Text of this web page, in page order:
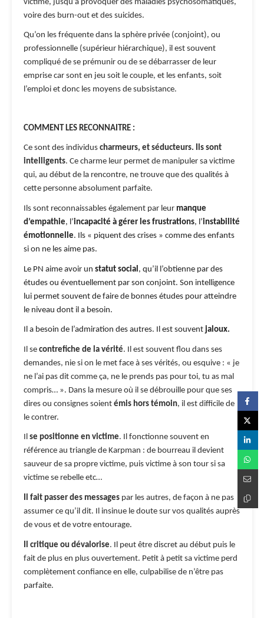
victime, jusqu’à provoquer des maladies psychosomatiques,
voire des burn-out et des suicides.
Qu’on les fréquente dans la sphère privée (conjoint), ou
professionnelle (supérieur hiérarchique), il est souvent
compliqué de se prémunir ou de se débarrasser de leur
emprise car sont en jeu soit le couple, et les enfants, soit
l’emploi et donc les moyens de subsistance.
COMMENT LES RECONNAITRE :
Ce sont des individus charmeurs, et séducteurs. Ils sont
intelligents. Ce charme leur permet de manipuler sa victime
qui, au début de la rencontre, ne trouve que des qualités à
cette personne absolument parfaite.
Ils sont reconnaissables également par leur manque
d’empathie, l’incapacité à gérer les frustrations, l’instabilité
émotionnelle. Ils « piquent des crises » comme des enfants
si on ne les aime pas.
Le PN aime avoir un statut social , qu’il l’obtienne par des
études ou éventuellement par son conjoint. Son intelligence
lui permet souvent de faire de bonnes études pour atteindre
le niveau dont il a besoin.
Il a besoin de l’admiration des autres. Il est souvent jaloux.
Il se contrefiche de la vérité. Il est souvent flou dans ses
demandes, nie si on le met face à ses vérités, ou esquive : « je
ne l’ai pas dit comme ça, ne le prends pas pour toi, tu as mal
compris… ». Dans la mesure où il se débrouille pour que ses
dires ou consignes soient émis hors témoin, il est difficile de
le contrer.
Il se positionne en victime. Il fonctionne souvent en
référence au triangle de Karpman : de bourreau il devient
sauveur de sa propre victime, puis victime à son tour si sa
victime se rebelle etc…
Il fait passer des messages par les autres, de façon à ne pas
assumer ce qu’il dit. Il insinue le doute sur vos qualités auprès
de vous et de votre entourage.
Il critique ou dévalorise. Il peut être discret au début puis le
fait de plus en plus ouvertement. Petit à petit sa victime perd
complètement confiance en elle, culpabilise de n’être pas
parfaite.